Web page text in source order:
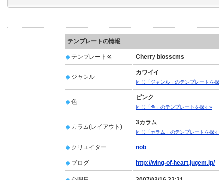
テンプレートの情報
テンプレート名 Cherry blossoms
ジャンル
カワイイ
同じ「ジャンル」のテンプレートを
色
ピンク
同じ「色」のテンプレートを探す»
カラム(レイアウト)
3カラム
同じ「カラム」のテンプレートを探
クリエイター nob
ブログ http://wing-of-heart.jugem.jp/